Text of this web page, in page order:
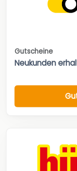
Gutscheine
Neukunden